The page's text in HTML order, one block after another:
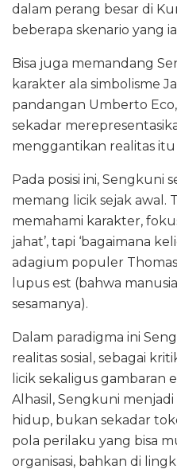
dalam perang besar di
beberapa skenario yang
Bisa juga memandang
karakter ala simbolisme
pandangan Umberto
sekadar
menggantikan realitas itu
Pada posisi ini, Sengkuni
memang licik sejak awal.
memahami karakter,
jahat’, tapi ‘bagaimana
adagium populer
lupus est (bahwa
sesamanya).
Dalam paradigma ini
realitas sosial, sebagai
licik sekaligus gambaran
Alhasil, Sengkuni menjadi
hidup, bukan sekadar
pola perilaku yang bisa
organisasi, bahkan di